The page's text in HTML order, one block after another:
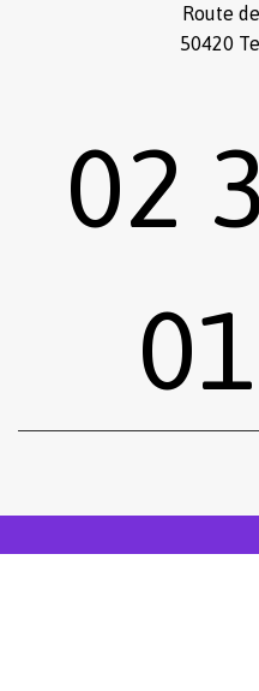
Route
50420
02